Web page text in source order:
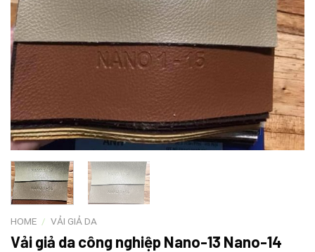
HOME / VẢI GIẢ DA
Vải giả da công nghiệp Nano-13 Nano-14